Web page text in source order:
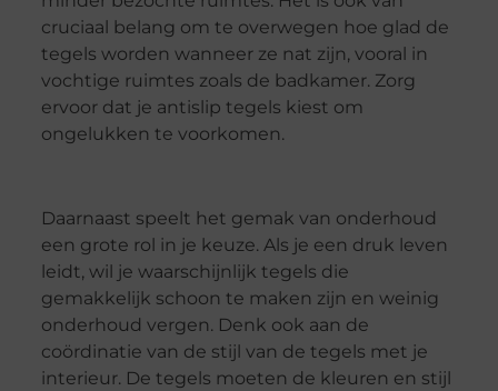
cruciaal belang om te overwegen hoe glad de
tegels worden wanneer ze nat zijn, vooral in
vochtige ruimtes zoals de badkamer. Zorg
ervoor dat je antislip tegels kiest om
ongelukken te voorkomen.
Daarnaast speelt het gemak van onderhoud
een grote rol in je keuze. Als je een druk leven
leidt, wil je waarschijnlijk tegels die
gemakkelijk schoon te maken zijn en weinig
onderhoud vergen. Denk ook aan de
coördinatie van de stijl van de tegels met je
interieur. De tegels moeten de kleuren en stijl